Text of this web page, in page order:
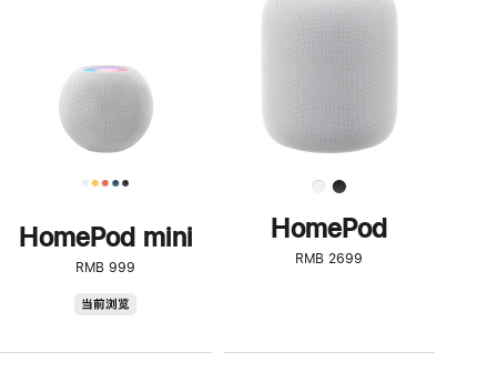
HomePod mini
RMB 999
当前浏览
了
解
HomePod<
HomePod
RMB 2699